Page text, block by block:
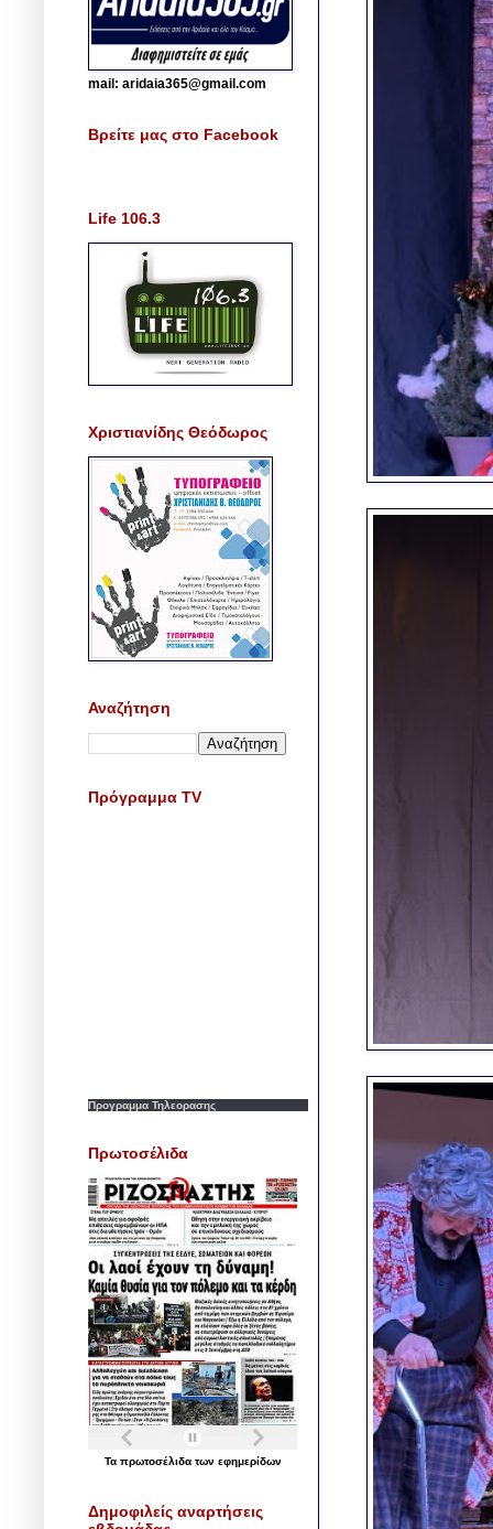
mail: aridaia365@gmail.com
Βρείτε μας στο Facebook
Life 106.3
Χριστιανίδης Θεόδωρος
Αναζήτηση
Πρόγραμμα TV
Προγραμμα Τηλεορασης
Πρωτοσέλιδα
Τα πρωτοσέλιδα των εφημερίδων
Δημοφιλείς αναρτήσεις